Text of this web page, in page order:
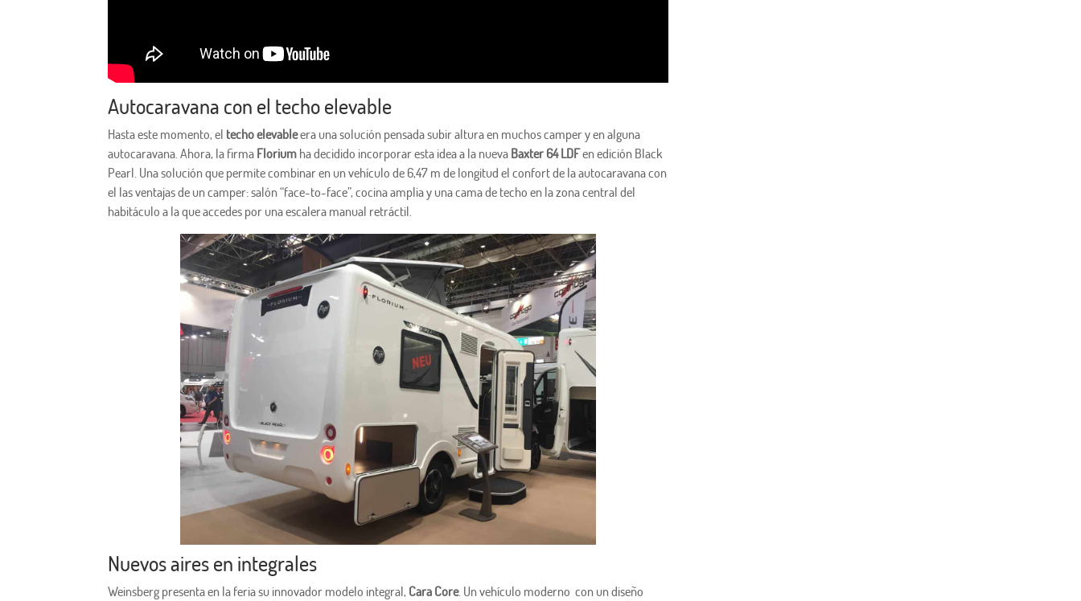
Autocaravana con el techo elevable
Hasta este momento, el techo elevableera una solución pensada subir altura en muchos camper y en alguna
autocaravana. Ahora, la firma Florium ha decidido incorporar esta idea a la nueva Baxter 64 LDFen edición Black
Pearl. Una solución que permite combinar en un vehículo de 6,47 m de longitud el confort de la autocaravana con
el las ventajas de un camper: salón “face-to-face”, cocina amplia y una cama de techo en la zona central del
habitáculo a la que accedes por una escalera manual retráctil.
Nuevos aires en integrales
Weinsberg presenta en la feria su innovador modelo integral, Cara Core. Un vehículo moderno con un diseño